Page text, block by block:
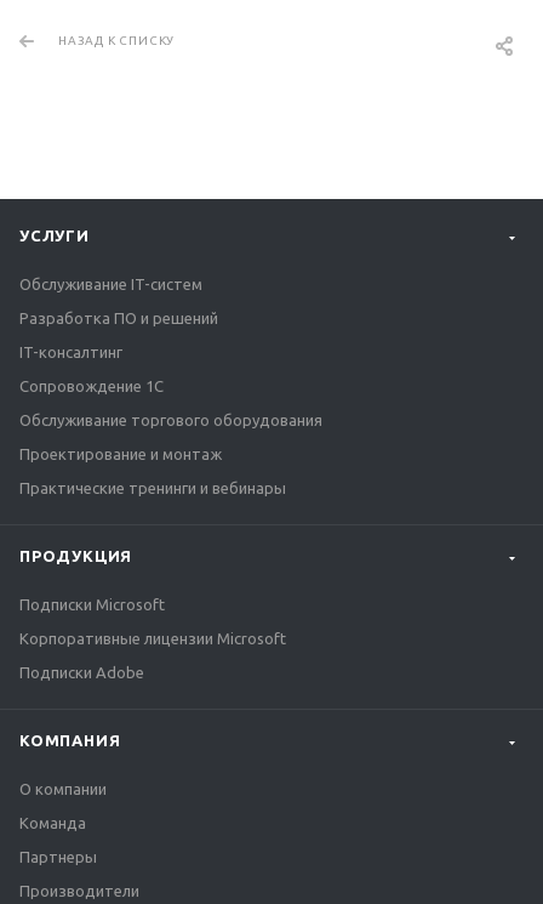
НАЗАД К СПИСКУ
УСЛУГИ
Обслуживание IT-систем
Разработка ПО и решений
IT-консалтинг
Сопровождение 1С
Обслуживание торгового оборудования
Проектирование и монтаж
Практические тренинги и вебинары
ПРОДУКЦИЯ
Подписки Microsoft
Корпоративные лицензии Microsoft
Подписки Adobe
КОМПАНИЯ
О компании
Команда
Партнеры
Производители